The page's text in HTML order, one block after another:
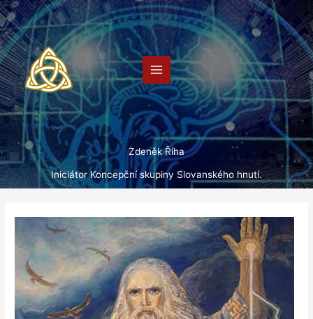
Přeskočit
na
obsah
Zdeněk Říha
Iniciátor Koncepční skupiny Slovanského hnutí.